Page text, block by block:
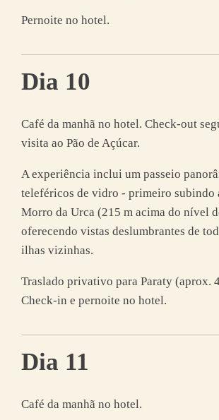
Pernoite no hotel.
Dia 10
Café da manhã no hotel. Check-out
visita ao Pão de Açúcar.
A experiência inclui um passeio
teleféricos de vidro - primeiro subindo
Morro da Urca (215 m acima do nível
oferecendo vistas deslumbrantes de
ilhas vizinhas.
Traslado privativo para Paraty (aprox.
Check-in e pernoite no hotel.
Dia 11
Café da manhã no hotel.